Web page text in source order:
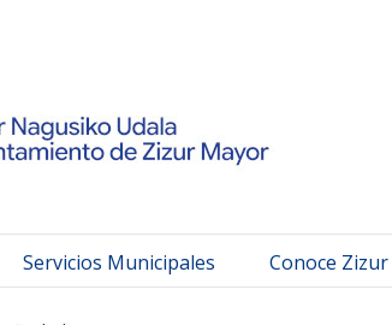
Servicios Municipales Conoce Zizur